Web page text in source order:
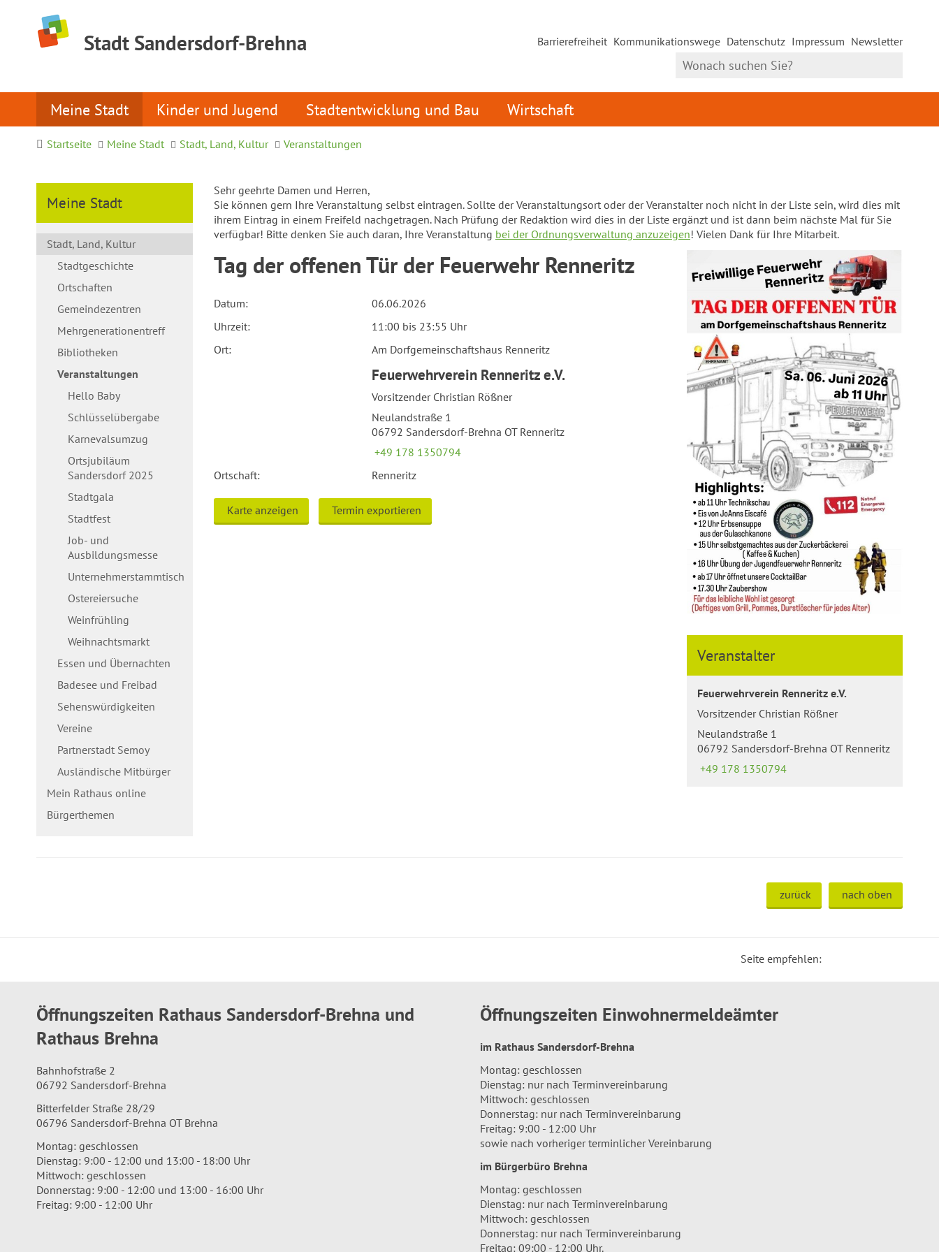
Stadt Sandersdorf-Brehna Barrierefreiheit Kommunikationswege Datenschutz Impressum Newsletter
Meine Stadt Kinder und Jugend Stadtentwicklung und Bau Wirtschaft
Startseite Meine Stadt Stadt, Land, Kultur Veranstaltungen
Meine Stadt
Stadt, Land, Kultur
Stadtgeschichte
Ortschaften
Gemeindezentren
Mehrgenerationentreff
Bibliotheken
Veranstaltungen
Hello Baby
Schlüsselübergabe
Karnevalsumzug
Ortsjubiläum
Sandersdorf 2025
Stadtgala
Stadtfest
Job- und
Ausbildungsmesse
Unternehmerstammtisch
Ostereiersuche
Weinfrühling
Weihnachtsmarkt
Essen und Übernachten
Badesee und Freibad
Sehenswürdigkeiten
Vereine
Partnerstadt Semoy
Ausländische Mitbürger
Mein Rathaus online
Bürgerthemen
Sehr geehrte Damen und Herren,
Sie können gern Ihre Veranstaltung selbst eintragen. Sollte der Veranstaltungsort oder der Veranstalter noch nicht in der Liste sein, wird dies mit
ihrem Eintrag in einem Freifeld nachgetragen. Nach Prüfung der Redaktion wird dies in der Liste ergänzt und ist dann beim nächste Mal für Sie
verfügbar! Bitte denken Sie auch daran, Ihre Veranstaltung bei der Ordnungsverwaltung anzuzeigen! Vielen Dank für Ihre Mitarbeit.
Tag der offenen Tür der Feuerwehr Renneritz
Datum:
06.06.2026
Uhrzeit:
11:00 bis 23:55 Uhr
Ort:
Am Dorfgemeinschaftshaus Renneritz
Feuerwehrverein Renneritz e.V.
Vorsitzender Christian Rößner
Neulandstraße 1
06792 Sandersdorf-Brehna OT Renneritz
+49 178 1350794
Ortschaft:
Renneritz
Karte anzeigen Termin exportieren
Veranstalter
Feuerwehrverein Renneritz e.V.
Vorsitzender Christian Rößner
Neulandstraße 1
06792 Sandersdorf-Brehna OT Renneritz
+49 178 1350794
zurück nach oben
Seite empfehlen:
Öffnungszeiten Rathaus Sandersdorf-Brehna und
Rathaus Brehna
Bahnhofstraße 2
06792 Sandersdorf-Brehna
Bitterfelder Straße 28/29
06796 Sandersdorf-Brehna OT Brehna
Montag: geschlossen
Dienstag: 9:00 - 12:00 und 13:00 - 18:00 Uhr
Mittwoch: geschlossen
Donnerstag: 9:00 - 12:00 und 13:00 - 16:00 Uhr
Freitag: 9:00 - 12:00 Uhr
Öffnungszeiten Einwohnermeldeämter
im Rathaus Sandersdorf-Brehna
Montag: geschlossen
Dienstag: nur nach Terminvereinbarung
Mittwoch: geschlossen
Donnerstag: nur nach Terminvereinbarung
Freitag: 9:00 - 12:00 Uhr
sowie nach vorheriger terminlicher Vereinbarung
im Bürgerbüro Brehna
Montag: geschlossen
Dienstag: nur nach Terminvereinbarung
Mittwoch: geschlossen
Donnerstag: nur nach Terminvereinbarung
Freitag: 09:00 - 12:00 Uhr.